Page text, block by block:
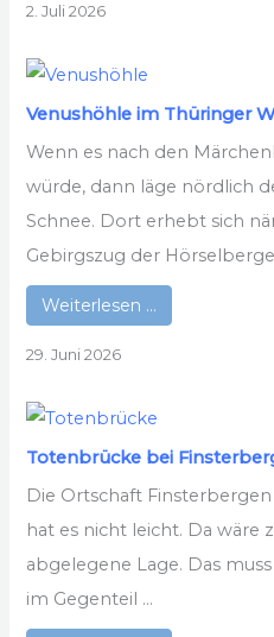
2. Juli 2026
Venushöhle im Thüringer
Wenn es nach den
würde, dann läge nördlich
Schnee. Dort erhebt sich
Gebirgszug der Hörselberge
Weiterlesen …
29. Juni 2026
Totenbrücke bei
Die Ortschaft
hat es nicht leicht. Da wäre
abgelegene Lage. Das
im Gegenteil ...